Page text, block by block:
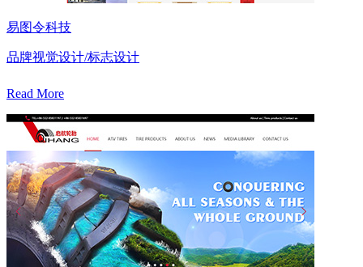
易图令科技
品牌视觉设计/标志设计
Read More